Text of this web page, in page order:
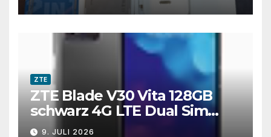
ZTE
ZTE Blade V30 Vita 128GB
schwarz 4G LTE Dual Sim
entsperrt Smartphone
9. JULI 2026